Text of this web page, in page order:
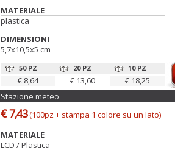
MATERIALE
plastica
DIMENSIONI
5,7x10,5x5 cm
50 PZ
€ 8,64
20 PZ
€ 13,60
10 PZ
€ 18,25
Stazione meteo
€ 7,43(100pz + stampa 1 colore su un lato)
MATERIALE
LCD / Plastica